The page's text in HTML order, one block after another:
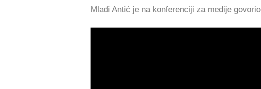
Mlađi Antić je na konferenciji za medije govorio